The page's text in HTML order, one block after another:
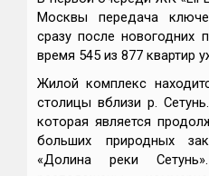
Москвы передача
сразу после новогодних
время 545 из 877 квартир
Жилой комплекс
столицы вблизи р.
которая является
больших природных
«Долина реки